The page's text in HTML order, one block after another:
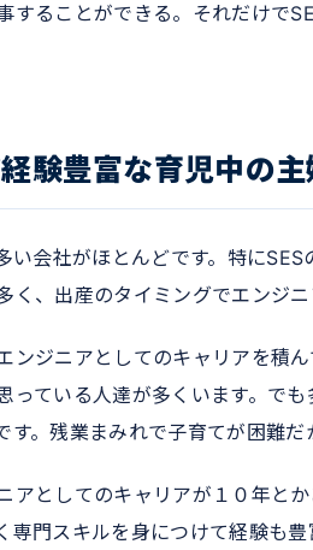
することができる。それだけで
験豊富な育児中の主
い会社がほとんどです。特に
く、出産のタイミングでエンジニ
ンジニアとしてのキャリアを積
っている人達が多くいます。で
。残業まみれで子育てが困難だ
アとしてのキャリアが１０年と
専門スキルを身につけて経験も